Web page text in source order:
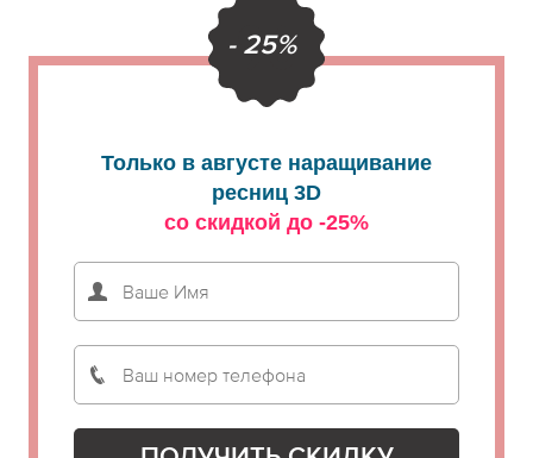
- 25%
Только в августе наращивание
ресниц 3D
со скидкой до -25%